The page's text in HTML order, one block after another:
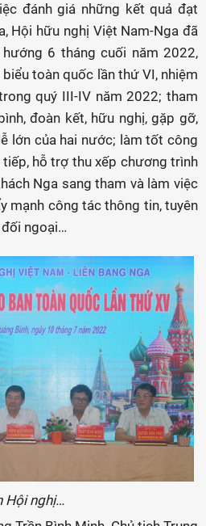
đánh giá những kết quả đạt
Hội hữu nghị Việt Nam-Nga đã
6 tháng cuối năm 2022,
toàn quốc lần thứ VI, nhiệm
quý III-IV năm 2022; tham
đoàn kết, hữu nghị, gặp gỡ,
lớn của hai nước; làm tốt công
hỗ trợ thu xếp chương trình
Nga sang tham và làm việc
mạnh công tác thông tin, tuyên
ngoại…
Hội nghị…